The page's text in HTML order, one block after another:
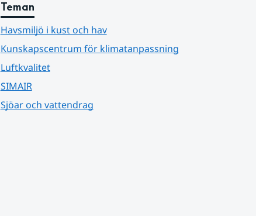
Teman
Havsmiljö i kust och hav
Kunskapscentrum för klimatanpassning
Luftkvalitet
SIMAIR
Sjöar och vattendrag